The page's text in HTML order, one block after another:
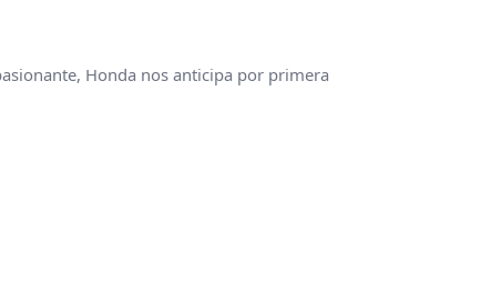
Honda nos anticipa por primera